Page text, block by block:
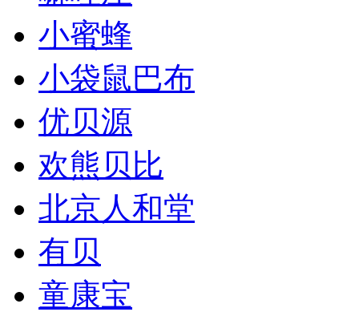
小蜜蜂
小袋鼠巴布
优贝源
欢熊贝比
北京人和堂
有贝
童康宝